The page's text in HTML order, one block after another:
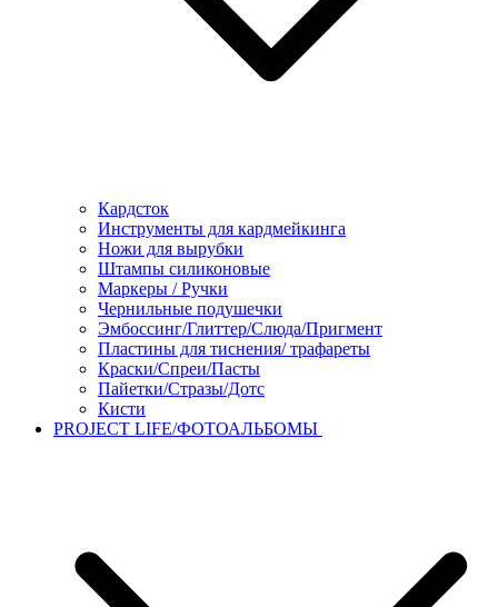
Кардсток
Инструменты для кардмейкинга
Ножи для вырубки
Штампы силиконовые
Маркеры / Ручки
Чернильные подушечки
Эмбоссинг/Глиттер/Слюда/Пригмент
Пластины для тиснения/ трафареты
Краски/Спреи/Пасты
Пайетки/Стразы/Дотс
Кисти
PROJECT LIFE/ФОТОАЛЬБОМЫ